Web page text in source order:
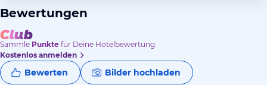
Bewertungen
Sammle Punkte für Deine Hotelbewertung.
Kostenlos anmelden
Bewerten Bilder hochladen